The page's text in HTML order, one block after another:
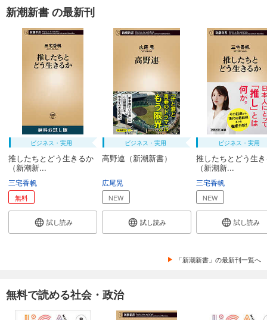
新潮新書 の最新刊
ビジネス・実用
推したちとどう生きるか
（新潮新...
三宅香帆
無料
試し読み
ビジネス・実用
高野連（新潮新書）
広尾晃
NEW
試し読み
ビジネス・実用
推したちとどう生
（新潮新...
三宅香帆
NEW
試し読み
「新潮新書」の最新刊一覧へ
無料で読める社会・政治